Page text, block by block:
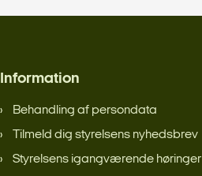
Information
Behandling af persondata
Tilmeld dig styrelsens nyhedsbrev
Styrelsens igangværende høringer